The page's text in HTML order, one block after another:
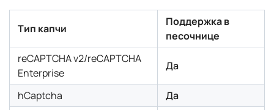
Тип капчи
Поддержка в
песочнице
reCAPTCHA v2/reCAPTCHA
Enterprise
Да
hCaptcha
Да